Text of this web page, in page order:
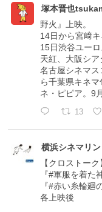
塚本晋也
野火』上映。
14日から宮﨑キ
15日渋谷ユー
天紅、大阪シア
名古屋シネマ
ら千葉県キネ
ネ・ピピア。9
13
横浜シネマリン
【クロストー
『#軍服を着た
『#赤い糸輪廻
各上映後